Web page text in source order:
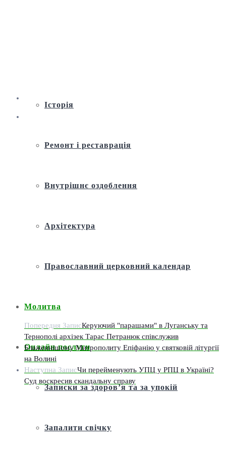
Історія
Ремонт і реставрація
Внутрішнє оздоблення
Архітектура
Православний церковний календар
Молитва
Онлайн послуги
Записки за здоров’я та за упокій
Запалити свічку
Попередня ЗаписКеруючий "парашами" в Луганську та
Тернополі архізек Тарас Петранюк співслужив
Блаженнішому Митрополиту Епіфанію у святковій літургії
на Волині
Наступна ЗаписЧи перейменують УПЦ у РПЦ в Україні?
Суд воскресив скандальну справу